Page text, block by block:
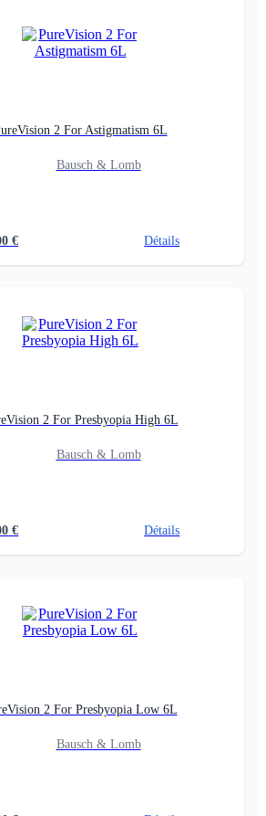
2 For Astigmatism 6L
Bausch & Lomb
€ Détails
2 For Presbyopia High 6L
Bausch & Lomb
€ Détails
2 For Presbyopia Low 6L
Bausch & Lomb